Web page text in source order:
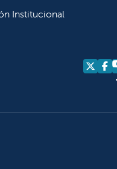
Institucional
LinkedIn
en TikTok